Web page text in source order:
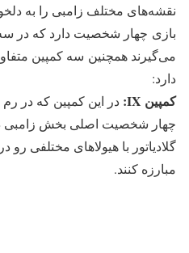
نقشه‌های مختلف زامبی را به
بازی چهار شخصیت دارد که در
می‌گیرند همچنین سه کمپین
دارد:
کمپین IX:
چهار شخصیت اصلی بخش زامبی
گلادیاتور با هیولاهای مختلفی رو
مبارزه کنند.